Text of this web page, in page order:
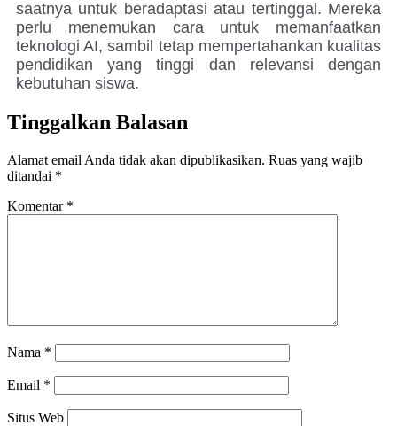
saatnya untuk beradaptasi atau tertinggal. Mereka
perlu menemukan cara untuk memanfaatkan
teknologi AI, sambil tetap mempertahankan kualitas
pendidikan yang tinggi dan relevansi dengan
kebutuhan siswa.
Tinggalkan Balasan
Alamat email Anda tidak akan dipublikasikan. Ruas yang wajib
ditandai *
Komentar *
Nama *
Email *
Situs Web